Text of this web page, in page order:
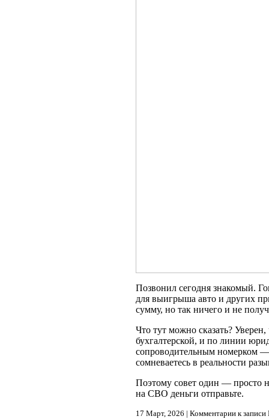
Позвонил сегодня знакомый.
для выигрыша авто и других
сумму, но так ничего и не
Что тут можно сказать?
бухгалтерской, и по линии
сопроводительным номерком
сомневаетесь в реальности
Поэтому совет один — просто
на СВО деньги отправьте.
17 Март, 2026 | Комментарии к